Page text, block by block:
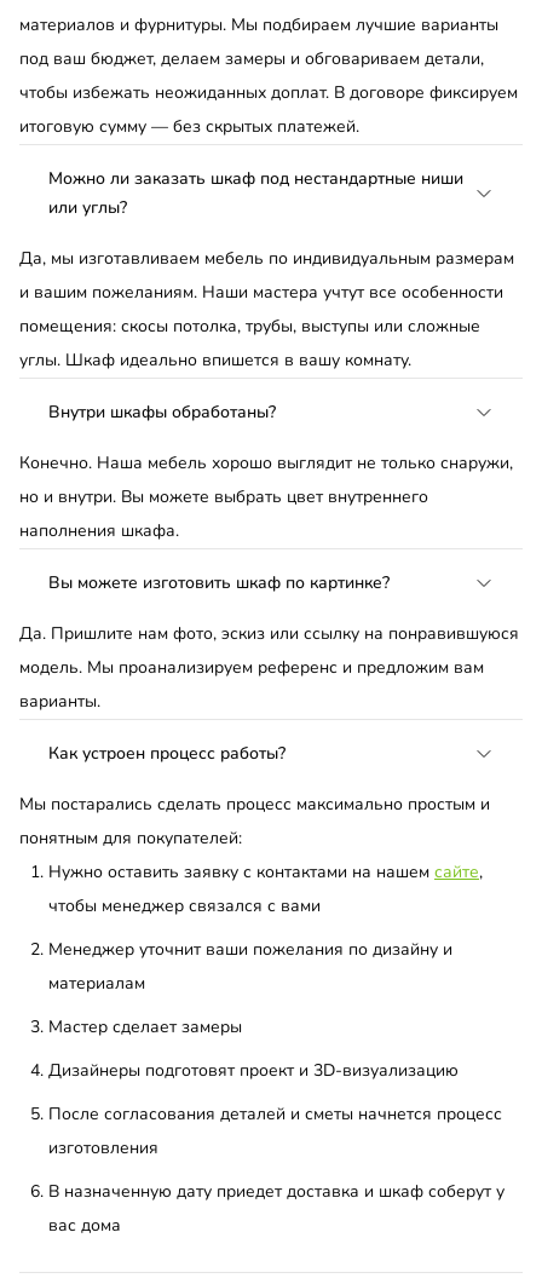
материалов и фурнитуры. Мы подбираем лучшие варианты
под ваш бюджет, делаем замеры и обговариваем детали,
чтобы избежать неожиданных доплат. В договоре фиксируем
итоговую сумму — без скрытых платежей.
Можно ли заказать шкаф под нестандартные ниши
или углы?
Да, мы изготавливаем мебель по индивидуальным размерам
и вашим пожеланиям. Наши мастера учтут все особенности
помещения: скосы потолка, трубы, выступы или сложные
углы. Шкаф идеально впишется в вашу комнату.
Внутри шкафы обработаны?
Конечно. Наша мебель хорошо выглядит не только снаружи,
но и внутри. Вы можете выбрать цвет внутреннего
наполнения шкафа.
Вы можете изготовить шкаф по картинке?
Да. Пришлите нам фото, эскиз или ссылку на понравившуюся
модель. Мы проанализируем референс и предложим вам
варианты.
Как устроен процесс работы?
Мы постарались сделать процесс максимально простым и
понятным для покупателей:
Нужно оставить заявку с контактами на нашем сайте,
чтобы менеджер связался с вами
Менеджер уточнит ваши пожелания по дизайну и
материалам
Мастер сделает замеры
Дизайнеры подготовят проект и 3D-визуализацию
После согласования деталей и сметы начнется процесс
изготовления
В назначенную дату приедет доставка и шкаф соберут у
вас дома